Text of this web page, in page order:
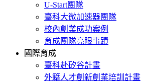
U-Start團隊
臺科大微加速器團隊
校內創業成功案例
育成團隊亮眼事蹟
國際育成
臺科赴矽谷計畫
外籍人才創新創業培訓計畫